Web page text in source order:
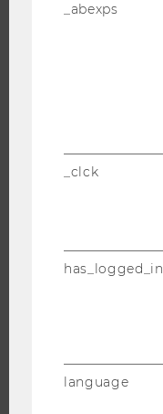
JOBS MIT WU-STUDIUM
STUDIERENDE
_abexps
_clck
has_logged_in
language